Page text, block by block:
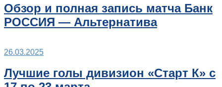
Обзор и полная запись матча Банк
РОССИЯ — Альтернатива
26.03.2025
Лучшие голы дивизион «Старт К» с